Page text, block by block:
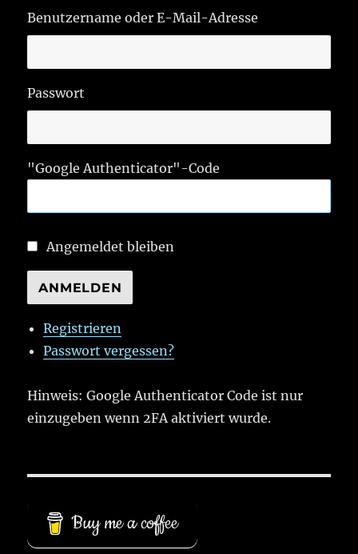
Benutzername oder E-Mail-Adresse
Passwort
"Google Authenticator"-Code
Angemeldet bleiben
ANMELDEN
Registrieren
Passwort vergessen?
Hinweis: Google Authenticator Code ist nur
einzugeben wenn 2FA aktiviert wurde.
Buy me a coffee